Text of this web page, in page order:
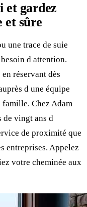
et gardez
et sûre
une trace de suie
d attention.
réservant dès
d une équipe
Chez Adam
de vingt ans d
de proximité que
entreprises. Appelez
votre cheminée aux